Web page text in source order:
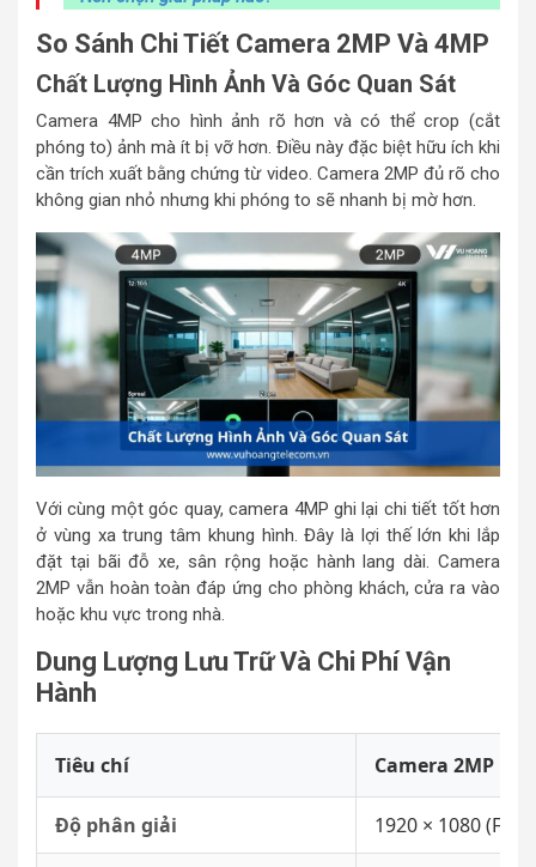
So Sánh Chi Tiết Camera 2MP Và 4MP
Chất Lượng Hình Ảnh Và Góc Quan Sát
Camera 4MP cho hình ảnh rõ hơn và có thể crop (cắt
phóng to) ảnh mà ít bị vỡ hơn. Điều này đặc biệt hữu ích khi
cần trích xuất bằng chứng từ video. Camera 2MP đủ rõ cho
không gian nhỏ nhưng khi phóng to sẽ nhanh bị mờ hơn.
Với cùng một góc quay, camera 4MP ghi lại chi tiết tốt hơn
ở vùng xa trung tâm khung hình. Đây là lợi thế lớn khi lắp
đặt tại bãi đỗ xe, sân rộng hoặc hành lang dài. Camera
2MP vẫn hoàn toàn đáp ứng cho phòng khách, cửa ra vào
hoặc khu vực trong nhà.
Dung Lượng Lưu Trữ Và Chi Phí Vận
Hành
Tiêu chí Camera 2MP
Độ phân giải 1920 × 1080 (Full